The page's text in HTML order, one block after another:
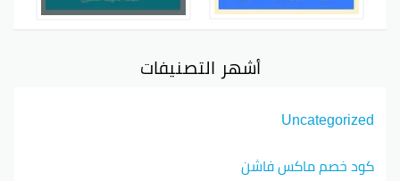
أشهر التصنيفات
Uncategorized
كود خصم ماكس فاشن